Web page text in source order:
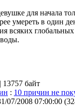
для начала
умереть в один
всяких
| 13757 байт
: 10 причин не
07/2008 07:00:00 (